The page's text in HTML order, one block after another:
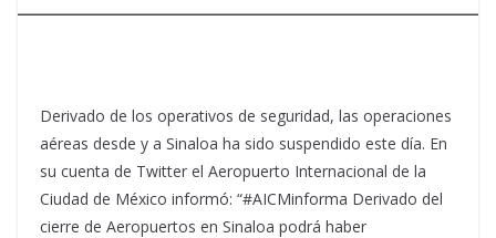
Derivado de los operativos de seguridad, las operaciones
aéreas desde y a Sinaloa ha sido suspendido este día. En
su cuenta de Twitter el Aeropuerto Internacional de la
Ciudad de México informó: “#AICMinforma Derivado del
cierre de Aeropuertos en Sinaloa podrá haber